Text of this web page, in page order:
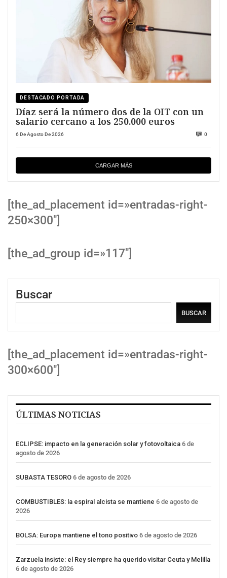
DESTACADO PORTADA
Díaz será la número dos de la OIT con un
salario cercano a los 250.000 euros
6 De Agosto De 2026 0
CARGAR MÁS
[the_ad_placement id=»entradas-right-
250×300″]
[the_ad_group id=»117″]
Buscar
BUSCAR
[the_ad_placement id=»entradas-right-
300×600″]
ÚLTIMAS NOTICIAS
ECLIPSE: impacto en la generación solar y fotovoltaica 6 de
agosto de 2026
SUBASTA TESORO 6 de agosto de 2026
COMBUSTIBLES: la espiral alcista se mantiene 6 de agosto de
2026
BOLSA: Europa mantiene el tono positivo 6 de agosto de 2026
Zarzuela insiste: el Rey siempre ha querido visitar Ceuta y Melilla
6 de agosto de 2026